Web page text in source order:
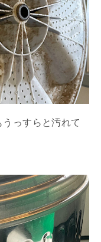
っすらと汚れて